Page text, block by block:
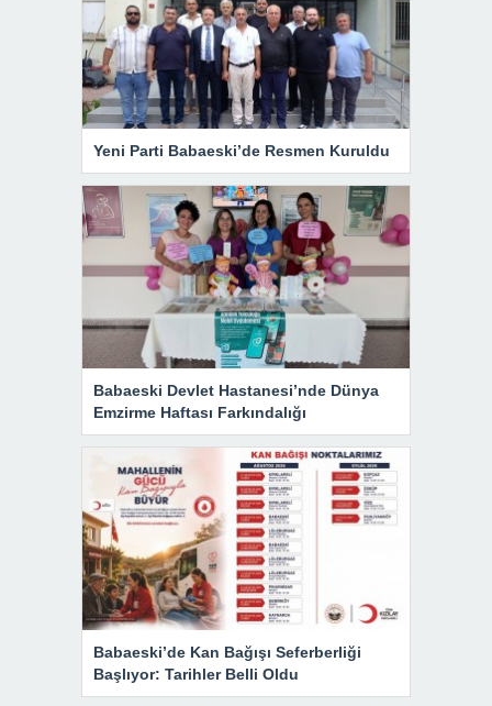
Yeni Parti Babaeski’de Resmen Kuruldu
Babaeski Devlet Hastanesi’nde Dünya
Emzirme Haftası Farkındalığı
Babaeski’de Kan Bağışı Seferberliği
Başlıyor: Tarihler Belli Oldu